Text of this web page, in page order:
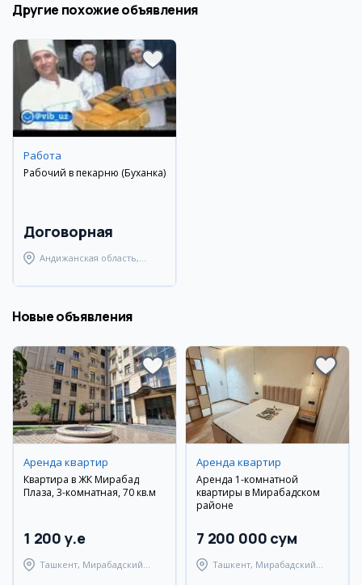
Другие похожие объявления
Работа
Рабочий в пекарню (Буханка)
Договорная
Андижанская область,
Новые объявления
Аренда квартир
Квартира в ЖК Мирабад
Плаза, 3-комнатная, 70 кв.м
1 200 y.e
Ташкент, Мирабадский
Аренда квартир
Аренда 1-комнатной
квартиры в Мирабадском
районе
7 200 000 сум
Ташкент, Мирабадский